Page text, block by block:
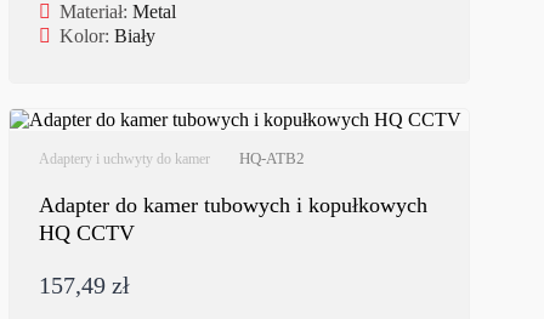
Materiał: Metal
Kolor: Biały
Adaptery i uchwyty do kamer HQ-ATB2
Adapter do kamer tubowych i kopułkowych
HQ CCTV
157,49 zł